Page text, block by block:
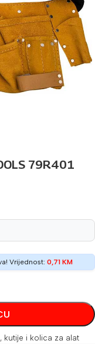
79R401
Vrijednost: 0,71 KM
kutije i kolica za alat